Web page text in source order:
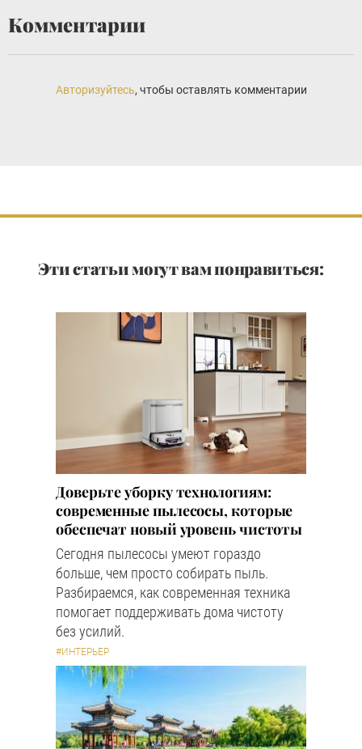
Комментарии
Авторизуйтесь, чтобы оставлять комментарии
Эти статьи могут вам понравиться:
Доверьте уборку технологиям:
современные пылесосы, которые
обеспечат новый уровень чистоты
Сегодня пылесосы умеют гораздо
больше, чем просто собирать пыль.
Разбираемся, как современная техника
помогает поддерживать дома чистоту
без усилий.
#ИНТЕРЬЕР